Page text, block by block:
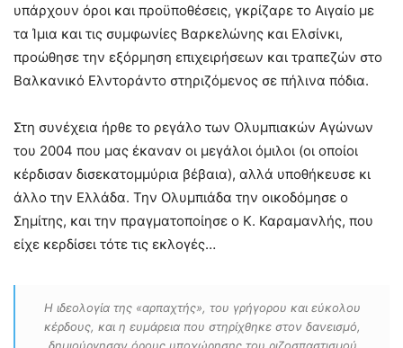
υπάρχουν όροι και προϋποθέσεις, γκρίζαρε το Αιγαίο με
τα Ίμια και τις συμφωνίες Βαρκελώνης και Ελσίνκι,
προώθησε την εξόρμηση επιχειρήσεων και τραπεζών στο
Βαλκανικό Ελντοράντο στηριζόμενος σε πήλινα πόδια.
Στη συνέχεια ήρθε το ρεγάλο των Ολυμπιακών Αγώνων
του 2004 που μας έκαναν οι μεγάλοι όμιλοι (οι οποίοι
κέρδισαν δισεκατομμύρια βέβαια), αλλά υποθήκευσε κι
άλλο την Ελλάδα. Την Ολυμπιάδα την οικοδόμησε ο
Σημίτης, και την πραγματοποίησε ο Κ. Καραμανλής, που
είχε κερδίσει τότε τις εκλογές…
Η ιδεολογία της «αρπαχτής», του γρήγορου και εύκολου
κέρδους, και η ευμάρεια που στηρίχθηκε στον δανεισμό,
δημιούργησαν όρους υποχώρησης του ριζοσπαστισμού